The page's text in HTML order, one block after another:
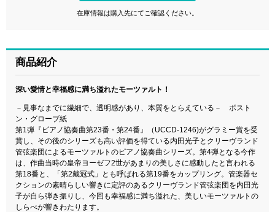
在庫情報は購入先にてご確認ください。
商品紹介
深い愛情と幸福感に満ち溢れたモーツァルト！
－見事なまでに繊細で、透明感があり、本質をとらえている－ ボスト
ン・グローブ紙
第1弾『ピアノ協奏曲第23番・第24番』（UCCD-1246)がグラミー賞を受
賞し、その後のシリーズも高い評価を得ている内田光子とクリーヴランド
管弦楽団によるモーツァルトのピアノ協奏曲シリーズ。第4弾となる今作
は、作曲当時の皇帝ヨーゼフ2世があまりの美しさに感動したと言われる
第18番と、「第2戴冠式」とも呼ばれる第19番をカップリング。管楽器セ
クションの素晴らしい響きに定評のあるクリーヴランド管弦楽団を内田光
子が自ら弾き振りし、今回も幸福感に満ち溢れた、美しいモーツァルトの
しらべが響きわたります。